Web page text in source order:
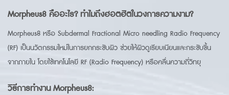
Morpheus8 คืออะไร? ทำไมถึงฮอตฮิตในวงการความงาม?
Morpheus8 หรือ Subdermal Fractional Micro needling Radio Frequency
(RF) เป็นนวัตกรรมใหม่ในการยกกระชับผิว ช่วยให้ผิวดูเรียบเนียนและกระชับขึ้น
จากภายใน โดยใช้เทคโนโลยี RF (Radio Frequency) หรือคลื่นความถี่วิทยุ
วิธีการทำงาน Morpheus8: